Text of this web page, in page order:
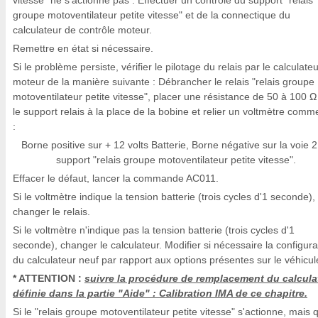
groupe motoventilateur petite vitesse" et de la connectique du
calculateur de contrôle moteur.
Remettre en état si nécessaire.
Si le problème persiste, vérifier le pilotage du relais par le
moteur de la manière suivante : Débrancher le relais "relais groupe
motoventilateur petite vitesse", placer une résistance de 50 à 100
le support relais à la place de la bobine et relier un voltmètre
:
Borne positive sur + 12 volts Batterie, Borne négative sur la voie
support "relais groupe motoventilateur petite vitesse".
Effacer le défaut, lancer la commande AC011.
Si le voltmètre indique la tension batterie (trois cycles d'1 seconde),
changer le relais.
Si le voltmètre n'indique pas la tension batterie (trois cycles d'1
seconde), changer le calculateur. Modifier si nécessaire la
du calculateur neuf par rapport aux options présentes sur le
* ATTENTION : suivre la procédure de remplacement du
définie dans la partie "Aide" : Calibration IMA de ce chapitre.
Si le "relais groupe motoventilateur petite vitesse" s'actionne, mais